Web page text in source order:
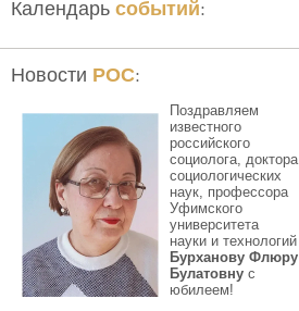
Календарь событий:
Новости РОС:
Поздравляем
известного
российского
социолога, доктора
социологических
наук, профессора
Уфимского
университета
науки и технологий
Бурханову Флюру
Булатовну с
юбилеем!